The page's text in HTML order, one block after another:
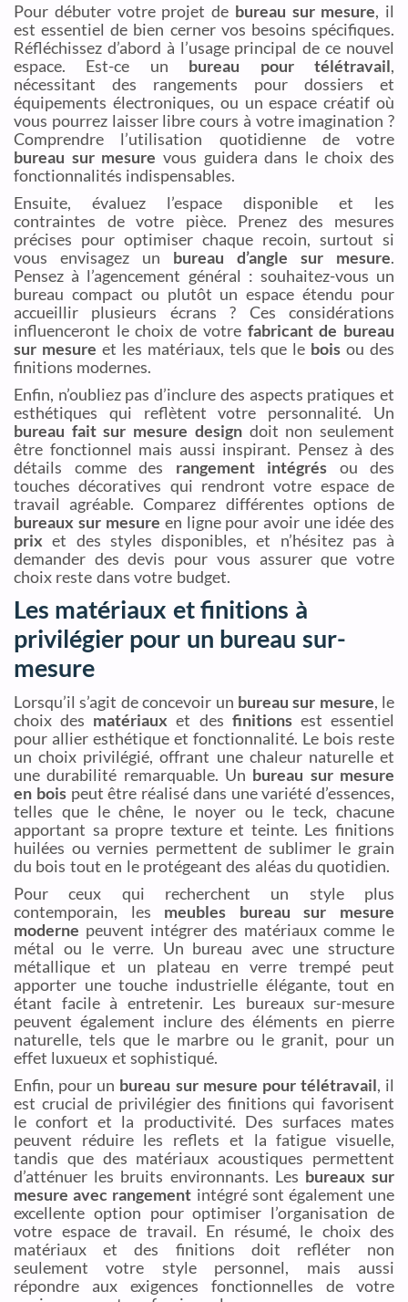
Pour débuter votre projet de bureau sur mesure, il
est essentiel de bien cerner vos besoins spécifiques.
Réfléchissez d’abord à l’usage principal de ce nouvel
espace. Est-ce un bureau pour télétravail,
nécessitant des rangements pour dossiers et
équipements électroniques, ou un espace créatif où
vous pourrez laisser libre cours à votre imagination ?
Comprendre l’utilisation quotidienne de votre
bureau sur mesure vous guidera dans le choix des
fonctionnalités indispensables.
Ensuite, évaluez l’espace disponible et les
contraintes de votre pièce. Prenez des mesures
précises pour optimiser chaque recoin, surtout si
vous envisagez un bureau d’angle sur mesure.
Pensez à l’agencement général : souhaitez-vous un
bureau compact ou plutôt un espace étendu pour
accueillir plusieurs écrans ? Ces considérations
influenceront le choix de votre fabricant de bureau
sur mesure et les matériaux, tels que le bois ou des
finitions modernes.
Enfin, n’oubliez pas d’inclure des aspects pratiques et
esthétiques qui reflètent votre personnalité. Un
bureau fait sur mesure designdoit non seulement
être fonctionnel mais aussi inspirant. Pensez à des
détails comme des rangement intégrés ou des
touches décoratives qui rendront votre espace de
travail agréable. Comparez différentes options de
bureaux sur mesure en ligne pour avoir une idée des
prix et des styles disponibles, et n’hésitez pas à
demander des devis pour vous assurer que votre
choix reste dans votre budget.
Les matériaux et finitions à
privilégier pour un bureau sur-
mesure
Lorsqu’il s’agit de concevoir un bureau sur mesure, le
choix des matériaux et des finitionsest essentiel
pour allier esthétique et fonctionnalité. Le bois reste
un choix privilégié, offrant une chaleur naturelle et
une durabilité remarquable. Un bureau sur mesure
en boispeut être réalisé dans une variété d’essences,
telles que le chêne, le noyer ou le teck, chacune
apportant sa propre texture et teinte. Les finitions
huilées ou vernies permettent de sublimer le grain
du bois tout en le protégeant des aléas du quotidien.
Pour ceux qui recherchent un style plus
contemporain, les meubles bureau sur mesure
moderne peuvent intégrer des matériaux comme le
métal ou le verre. Un bureau avec une structure
métallique et un plateau en verre trempé peut
apporter une touche industrielle élégante, tout en
étant facile à entretenir. Les bureaux sur-mesure
peuvent également inclure des éléments en pierre
naturelle, tels que le marbre ou le granit, pour un
effet luxueux et sophistiqué.
Enfin, pour un bureau sur mesure pour télétravail, il
est crucial de privilégier des finitions qui favorisent
le confort et la productivité. Des surfaces mates
peuvent réduire les reflets et la fatigue visuelle,
tandis que des matériaux acoustiques permettent
d’atténuer les bruits environnants. Les bureaux sur
mesure avec rangement intégré sont également une
excellente option pour optimiser l’organisation de
votre espace de travail. En résumé, le choix des
matériaux et des finitions doit refléter non
seulement votre style personnel, mais aussi
répondre aux exigences fonctionnelles de votre